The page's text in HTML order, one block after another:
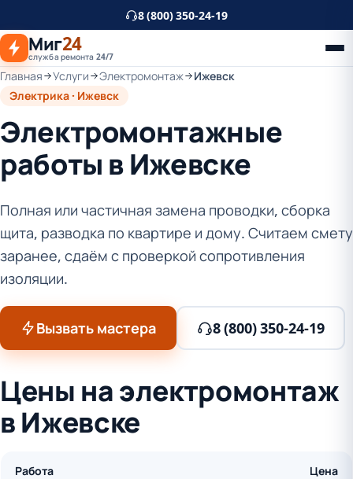
основному
контенту
8 (800) 350-24-19
Миг24
служба ремонта 24/7
Главная Услуги Электромонтаж
Ижевск
Электрика · Ижевск
Электромонтажные
работы в Ижевске
Полная или частичная замена проводки, сборка
щита, разводка по квартире и дому. Считаем смету
заранее, сдаём с проверкой сопротивления
изоляции.
Вызвать мастера 8 (800) 350-24-19
Цены на электромонтаж
в Ижевске
Работа Цена